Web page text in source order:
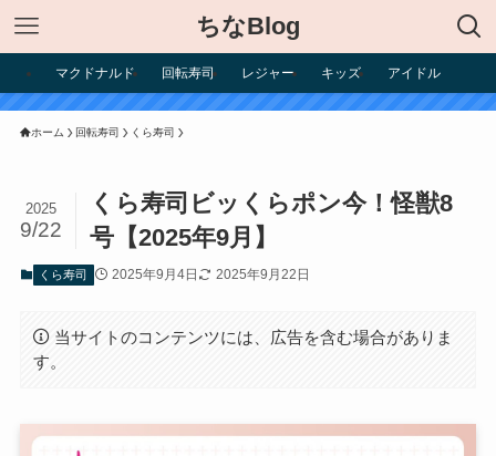
ちなBlog
マクドナルド 回転寿司 レジャー キッズ アイドル
ホーム 回転寿司 くら寿司
くら寿司ビッくらポン今！怪獣8
号【2025年9月】
2025
9/22
くら寿司 2025年9月4日 2025年9月22日
当サイトのコンテンツには、広告を含む場合がありま
す。